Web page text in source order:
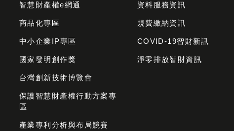
智慧財產權e網通
商品化專區
中小企業IP專區
國家發明創作獎
台灣創新技術博覽會
保護智慧財產權行動方案專
區
產業專利分析與布局競賽
資料服務資訊
規費繳納資訊
COVID-19智財新訊
淨零排放智財資訊